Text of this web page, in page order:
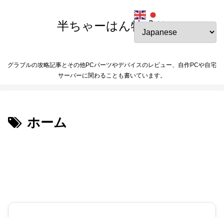
半ちゃーはん特盛り
グラブルの攻略記事とその他PCパーツやデバイスのレビュー、自作PCや自宅
サーバーに関わることも書いています。
ホーム